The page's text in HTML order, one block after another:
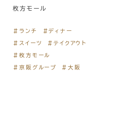
枚方モール
＃ランチ
＃ディナー
＃スイーツ
＃テイクアウト
＃枚方モール
＃京阪グループ
＃大阪